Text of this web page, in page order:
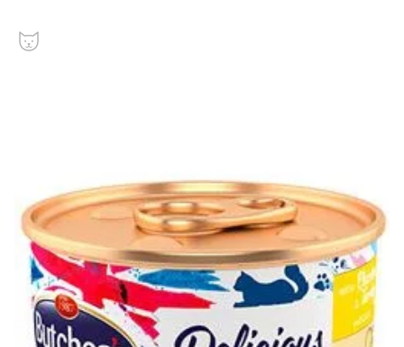
Veterinární diety
(Po–Pá, 9–19h; So–Ne, 9–14h)
info@veterix.cz
E-shop Veterix
777 319 517 (Po–Pá, 8–15h)
eshop@veterix.cz